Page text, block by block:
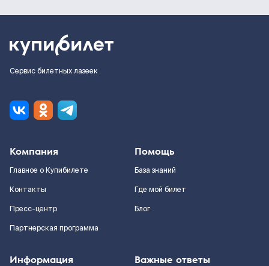
Сервис билетных лазеек
Компания
Главное о Купибилете
Контакты
Пресс-центр
Партнерская программа
Помощь
База знаний
Где мой билет
Блог
Информация Важные ответы